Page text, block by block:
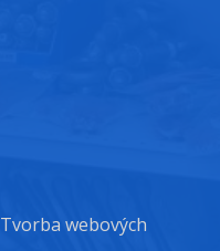
Tvorba webových